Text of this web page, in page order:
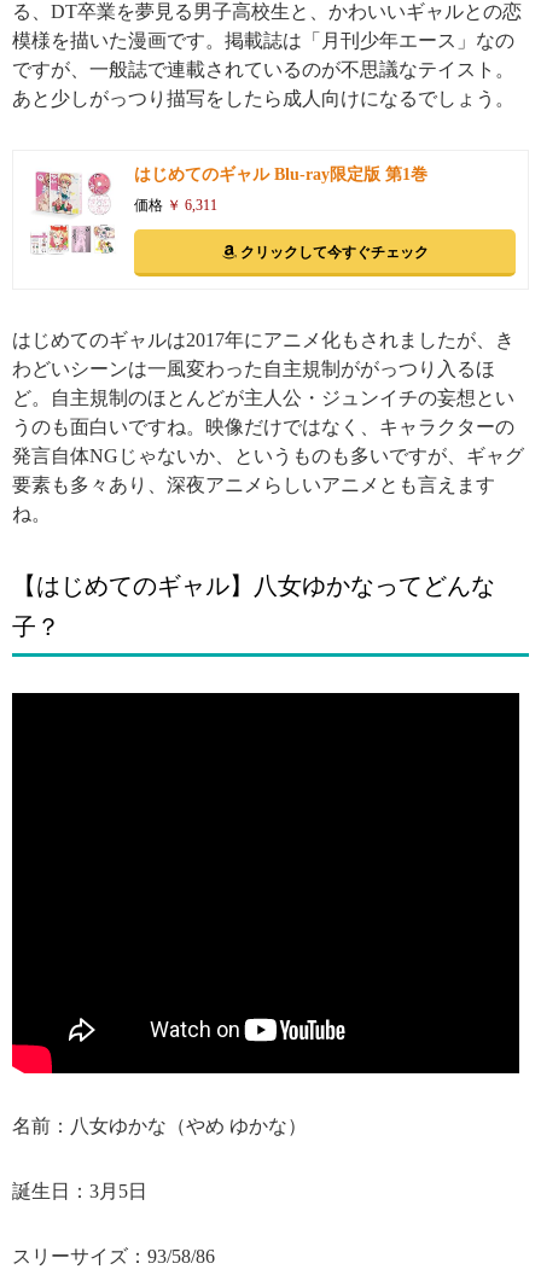
る、DT卒業を夢見る男子高校生と、かわいいギャルとの恋
模様を描いた漫画です。掲載誌は「月刊少年エース」なの
ですが、一般誌で連載されているのが不思議なテイスト。
あと少しがっつり描写をしたら成人向けになるでしょう。
はじめてのギャル Blu-ray限定版 第1巻
価格 ￥ 6,311
クリックして今すぐチェック
はじめてのギャルは2017年にアニメ化もされましたが、き
わどいシーンは一風変わった自主規制ががっつり入るほ
ど。自主規制のほとんどが主人公・ジュンイチの妄想とい
うのも面白いですね。映像だけではなく、キャラクターの
発言自体NGじゃないか、というものも多いですが、ギャグ
要素も多々あり、深夜アニメらしいアニメとも言えます
ね。
【はじめてのギャル】八女ゆかなってどんな
子？
名前：八女ゆかな（やめ ゆかな）
誕生日：3月5日
スリーサイズ：93/58/86